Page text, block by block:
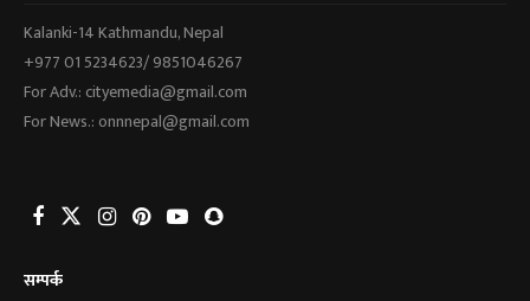
Kalanki-14 Kathmandu, Nepal
+977 01 5234623/ 9851046267
For Adv.: cityemedia@gmail.com
For News.: onnnepal@gmail.com
सम्पर्क